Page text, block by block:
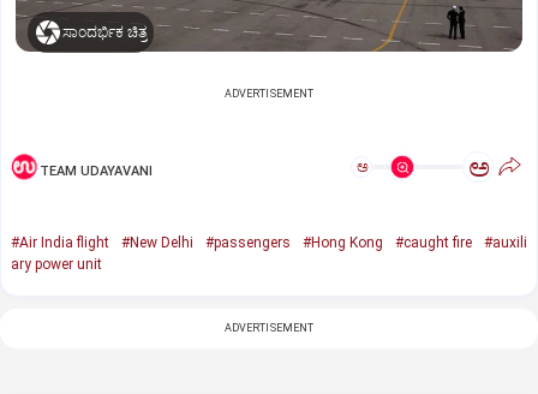
ಸಾಂದರ್ಭಿಕ ಚಿತ್ರ
ADVERTISEMENT
TEAM UDAYAVANI ಅ ಅ
#Air India flight #New Delhi #passengers #Hong Kong #caught fire
#auxili
ary power unit
ADVERTISEMENT